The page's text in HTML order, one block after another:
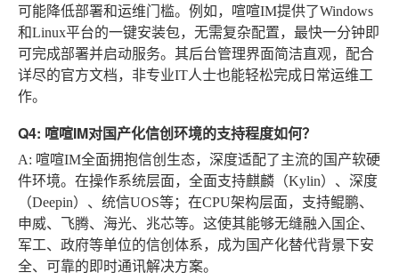
可能降低部署和运维门槛。例如，喧喧IM提供了Windows
和Linux平台的一键安装包，无需复杂配置，最快一分钟即
可完成部署并启动服务。其后台管理界面简洁直观，配合
详尽的官方文档，非专业IT人士也能轻松完成日常运维工
作。
Q4: 喧喧IM对国产化信创环境的支持程度如何？
A: 喧喧IM全面拥抱信创生态，深度适配了主流的国产软硬
件环境。在操作系统层面，全面支持麒麟（Kylin）、深度
（Deepin）、统信UOS等；在CPU架构层面，支持鲲鹏、
申威、飞腾、海光、兆芯等。这使其能够无缝融入国企、
军工、政府等单位的信创体系，成为国产化替代背景下安
全、可靠的即时通讯解决方案。